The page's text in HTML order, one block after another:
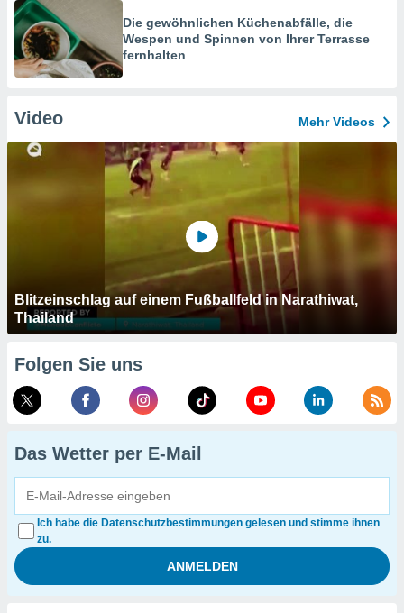
Die gewöhnlichen Küchenabfälle, die
Wespen und Spinnen von Ihrer Terrasse
fernhalten
Video Mehr Videos
Blitzeinschlag auf einem Fußballfeld in Narathiwat,
Thailand
Folgen Sie uns
Das Wetter per E-Mail
Ich habe die Datenschutzbestimmungen gelesen und stimme ihnen
zu.